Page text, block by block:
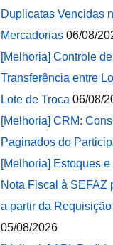
Duplicatas Vencidas
Mercadorias 06/08/
[Melhoria] Controle
Transferência entre
Lote de Troca 06/08/
[Melhoria] CRM:
Paginados do
[Melhoria] Estoques
Nota Fiscal à SEFAZ
a partir da
05/08/2026